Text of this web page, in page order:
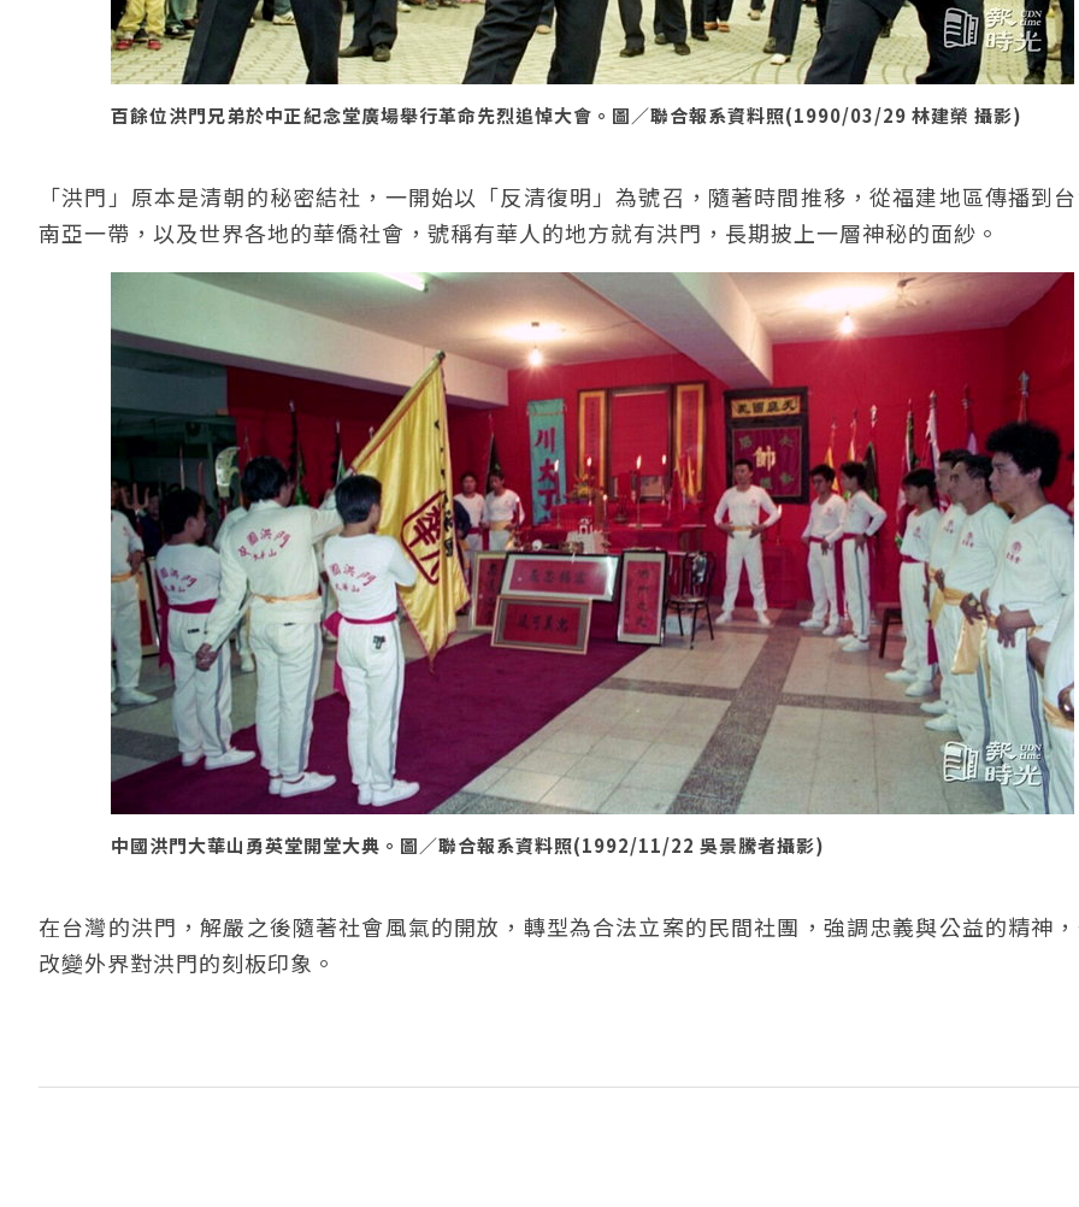
百餘位洪門兄弟於中正紀念堂廣場舉行革命先烈追悼大會。圖／聯合報系資料照(1990/03/29 林建榮 攝影)
「洪門」原本是清朝的秘密結社，一開始以「反清復明」為號召，隨著時間推移，從福建地區傳播到
南亞一帶，以及世界各地的華僑社會，號稱有華人的地方就有洪門，長期披上一層神秘的面紗。
中國洪門大華山勇英堂開堂大典。圖／聯合報系資料照(1992/11/22 吳景騰者攝影)
在台灣的洪門，解嚴之後隨著社會風氣的開放，轉型為合法立案的民間社團，強調忠義與公益的精神
改變外界對洪門的刻板印象。